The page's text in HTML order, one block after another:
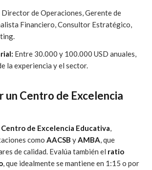
Director de Operaciones, Gerente de
Financiero, Consultor Estratégico,
Entre 30.000 y 100.000 USD anuales,
la experiencia y el sector.
un Centro de Excelencia
Centro de Excelencia Educativa,
como AACSB yAMBA, que
de calidad. Evalúa también el ratio
, que idealmente se mantiene en 1:15 o por